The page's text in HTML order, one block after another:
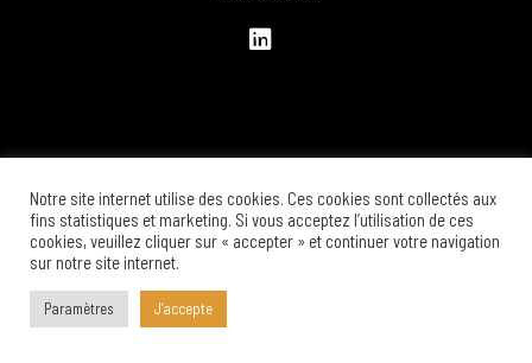
Notre site internet utilise des cookies. Ces cookies sont collectés aux
fins statistiques et marketing. Si vous acceptez l’utilisation de ces
cookies, veuillez cliquer sur « accepter » et continuer votre navigation
sur notre site internet.
Paramètres J’accepte